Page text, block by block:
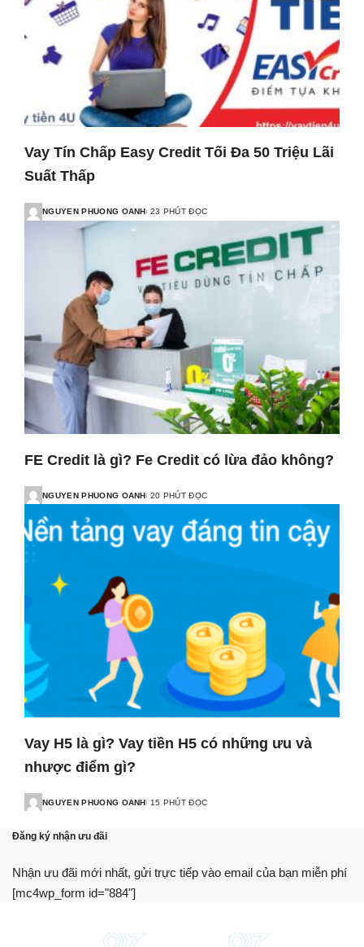
Vay Tín Chấp Easy Credit Tối Đa 50 Triệu Lãi
Suất Thấp
NGUYEN PHUONG OANH 23 PHÚT ĐỌC
FE Credit là gì? Fe Credit có lừa đảo không?
NGUYEN PHUONG OANH 20 PHÚT ĐỌC
Vay H5 là gì? Vay tiền H5 có những ưu và
nhược điểm gì?
NGUYEN PHUONG OANH 15 PHÚT ĐỌC
Đăng ký nhận ưu đãi
Nhận ưu đãi mới nhất, gửi trực tiếp vào email của bạn miễn phí
[mc4wp_form id="884"]